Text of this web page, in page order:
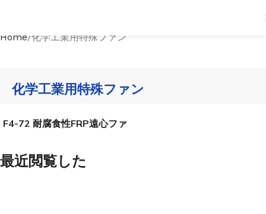
Home 化学工業用特殊ファン
化学工業用特殊ファン
F4-72 耐腐食性FRP遠心ファ
最近閲覧した